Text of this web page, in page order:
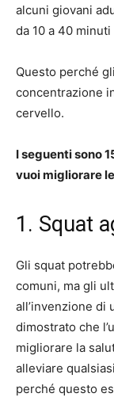
alcuni giovani
da 10 a 40
Questo perché
concentrazione
cervello.
I seguenti sono
vuoi migliorare
1. Squat
Gli squat
comuni, ma gli
all’invenzione di
dimostrato che
migliorare la
alleviare
perché questo